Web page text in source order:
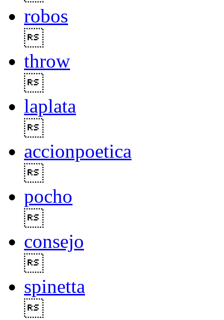
robos
throw
laplata
accionpoetica
pocho
consejo
spinetta